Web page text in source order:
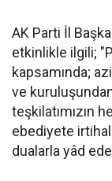
AK Parti İl
etkinlikle ilgili;
kapsamında;
ve
teşkilatımızın
ebediyete irtihal
dualarla yâd